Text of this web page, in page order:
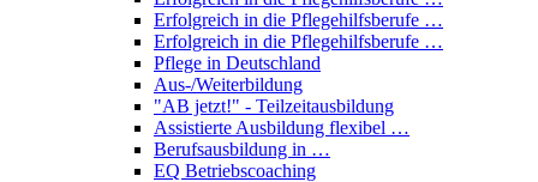
Erfolgreich in die Pflegehilfsberufe …
Erfolgreich in die Pflegehilfsberufe …
Pflege in Deutschland
Aus-/Weiterbildung
"AB jetzt!" - Teilzeitausbildung
Assistierte Ausbildung flexibel …
Berufsausbildung in …
EQ Betriebscoaching